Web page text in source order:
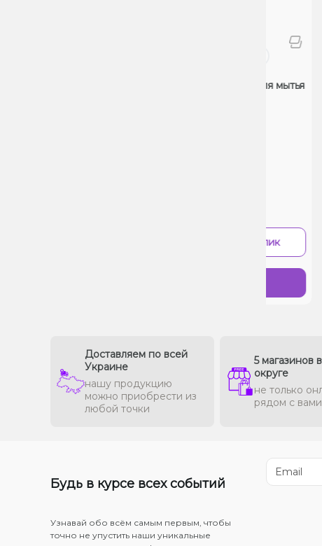
Универсальное средство для мытья
В 1 клик
Доставляем по всей
Украине
нашу продукцию
можно приобрести из
любой точки
5 магазинов
округе
не только
рядом с вами
Будь в курсе всех событий
Узнавай обо всём самым первым, чтобы
точно не упустить наши уникальные